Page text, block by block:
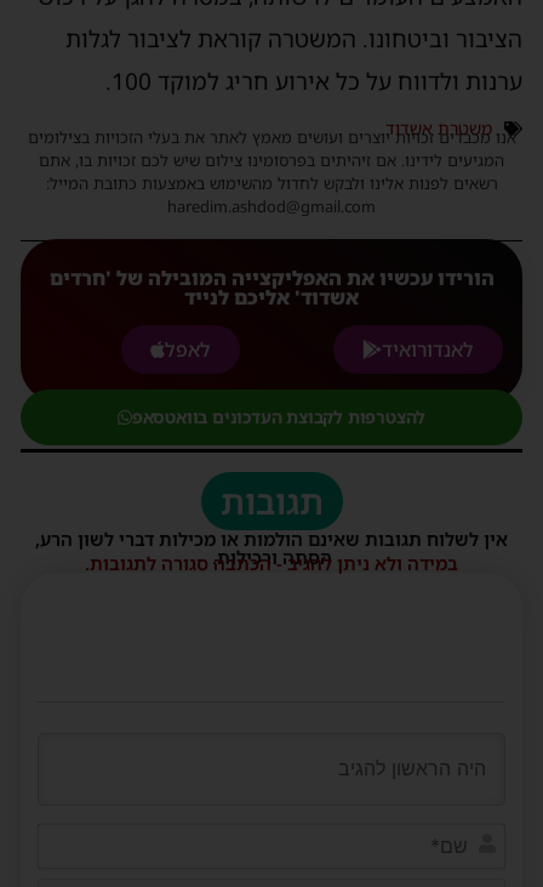
הציבור וביטחונו. המשטרה קוראת לציבור לגלות
ערנות ולדווח על כל אירוע חריג למוקד 100.
משטרת אשדוד
אנו מכבדים זכויות יוצרים ועושים מאמץ לאתר את בעלי הזכויות בצילומים
המגיעים לידינו. אם זיהיתים בפרסומינו צילום שיש לכם זכויות בו, אתם
רשאים לפנות אלינו ולבקש לחדול מהשימוש באמצעות כתובת המייל:
haredim.ashdod@gmail.com
הורידו עכשיו את האפליקצייה המובילה של 'חרדים
אשדוד' אליכם לנייד
לאנדורואיד
לאפל
להצטרפות לקבוצת העדכונים בוואטסאפ
תגובות
אין לשלוח תגובות שאינם הולמות או מכילות דברי לשון הרע,
הסתה ורכילות.
במידה ולא ניתן להגיב - הכתבה סגורה לתגובות.